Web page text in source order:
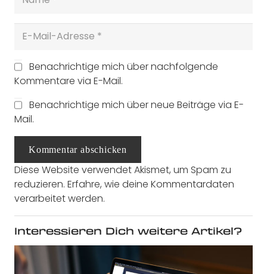
Benachrichtige mich über nachfolgende
Kommentare via E-Mail.
Benachrichtige mich über neue Beiträge via E-
Mail.
Kommentar abschicken
Diese Website verwendet Akismet, um Spam zu
reduzieren. Erfahre, wie deine Kommentardaten
verarbeitet werden.
Interessieren Dich weitere Artikel?